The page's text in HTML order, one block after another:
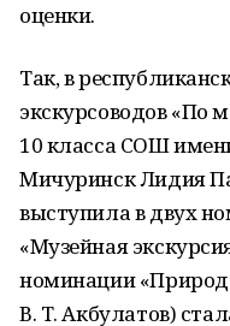
оценки.
Так, в
экскурсоводов «По
10 класса СОШ
Мичуринск Лидия
выступила в двух
«Музейная
номинации
В. Т. Акбулатов)